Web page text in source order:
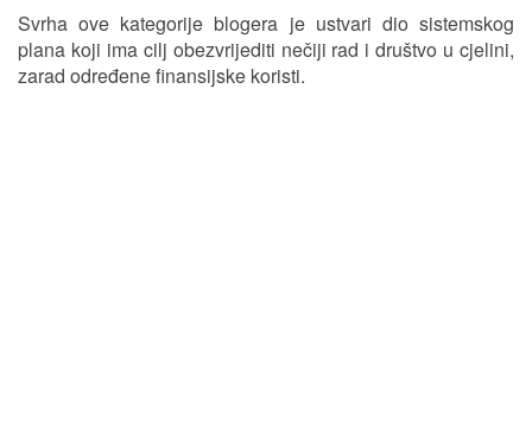
Svrha ove kategorije blogera je ustvari dio sistemskog
plana koji ima cilj obezvrijediti nečiji rad i društvo u cjelini,
zarad određene finansijske koristi.